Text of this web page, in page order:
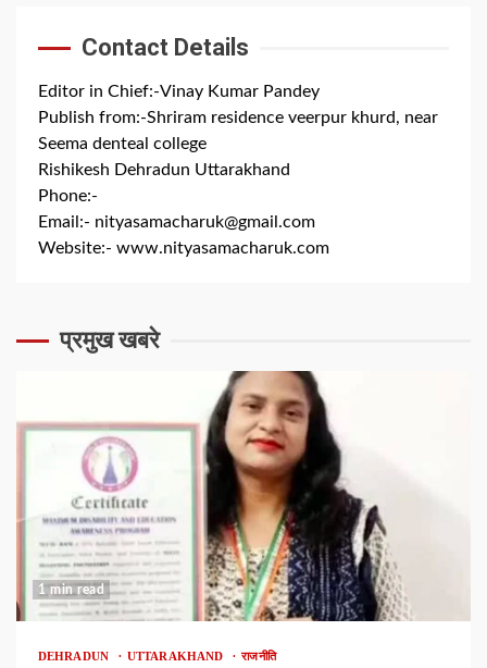
Contact Details
Editor in Chief:-Vinay Kumar Pandey
Publish from:-Shriram residence veerpur khurd, near
Seema denteal college
Rishikesh Dehradun Uttarakhand
Phone:-
Email:- nityasamacharuk@gmail.com
Website:- www.nityasamacharuk.com
प्रमुख खबरे
1 min read
DEHRADUN UTTARAKHAND राजनीति